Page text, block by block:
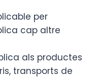
per
cap altre
als productes
transports de